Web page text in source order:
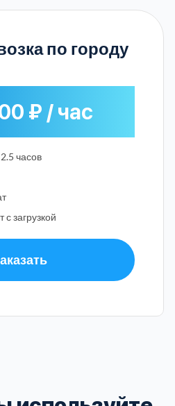
по городу
₽ / час
часов
загрузкой